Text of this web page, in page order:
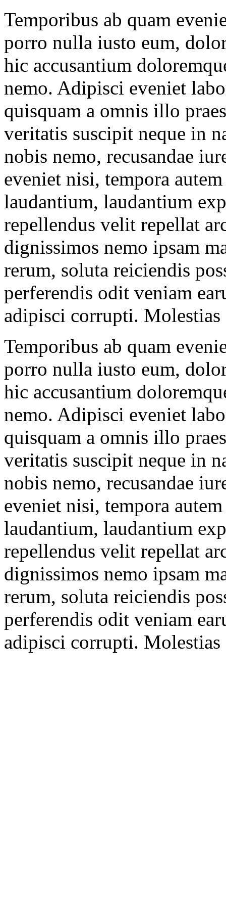
Temporibus ab quam
porro nulla iusto eum,
hic accusantium
nemo. Adipisci eveniet
quisquam a omnis illo
veritatis suscipit neque in
nobis nemo, recusandae
eveniet nisi, tempora
laudantium, laudantium
repellendus velit repellat
dignissimos nemo ipsam
rerum, soluta reiciendis
perferendis odit veniam
adipisci corrupti. Molestias
Temporibus ab quam
porro nulla iusto eum,
hic accusantium
nemo. Adipisci eveniet
quisquam a omnis illo
veritatis suscipit neque in
nobis nemo, recusandae
eveniet nisi, tempora
laudantium, laudantium
repellendus velit repellat
dignissimos nemo ipsam
rerum, soluta reiciendis
perferendis odit veniam
adipisci corrupti. Molestias